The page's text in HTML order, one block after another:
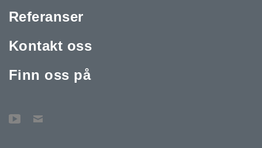
Referanser
Kontakt oss
Finn oss på